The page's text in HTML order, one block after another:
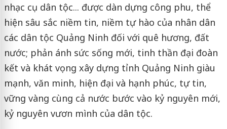
nhạc cụ dân tộc... được dàn dựng công phu, thể
hiện sâu sắc niềm tin, niềm tự hào của nhân dân
các dân tộc Quảng Ninh đối với quê hương, đất
nước; phản ánh sức sống mới, tinh thần đại đoàn
kết và khát vọng xây dựng tỉnh Quảng Ninh giàu
mạnh, văn minh, hiện đại và hạnh phúc, tự tin,
vững vàng cùng cả nước bước vào kỷ nguyên mới,
kỷ nguyên vươn mình của dân tộc.